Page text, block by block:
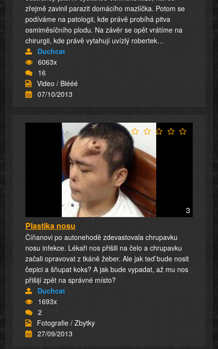
zřejmě zavinil parazit domácího mazlíčka. Potom se
podíváme na patologii, kde právě probíhá pitva
osmiměsíčního plodu. Na závěr se opět vrátíme na
chirurgii, kde právě vytahují uvízlý robertek…
Duchcat
6063x
16
Video / Blééé
07/10/2013
3
Plastika nosu
Číňanovi po autonehodě zdevastovala chrupavku
nosu infekce. Lékaři nos přišili na čelo a chrupavku
začali opravovat z tkáně žeber. Ale jak teď bude nosit
čepici a šňupat koks? A jak bude vypadat, až mu nos
přišijí zpět na správné místo?
Duchcat
1693x
2
Fotografie / Zbytky
27/09/2013